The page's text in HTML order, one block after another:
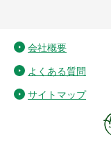
会社概要
よくある質問
サイトマップ